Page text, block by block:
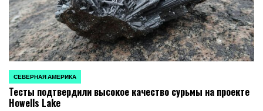
ОПУБЛИКОВАНО
В
СЕВЕРНАЯ АМЕРИКА
Тесты подтвердили высокое качество сурьмы на проекте
Howells Lake